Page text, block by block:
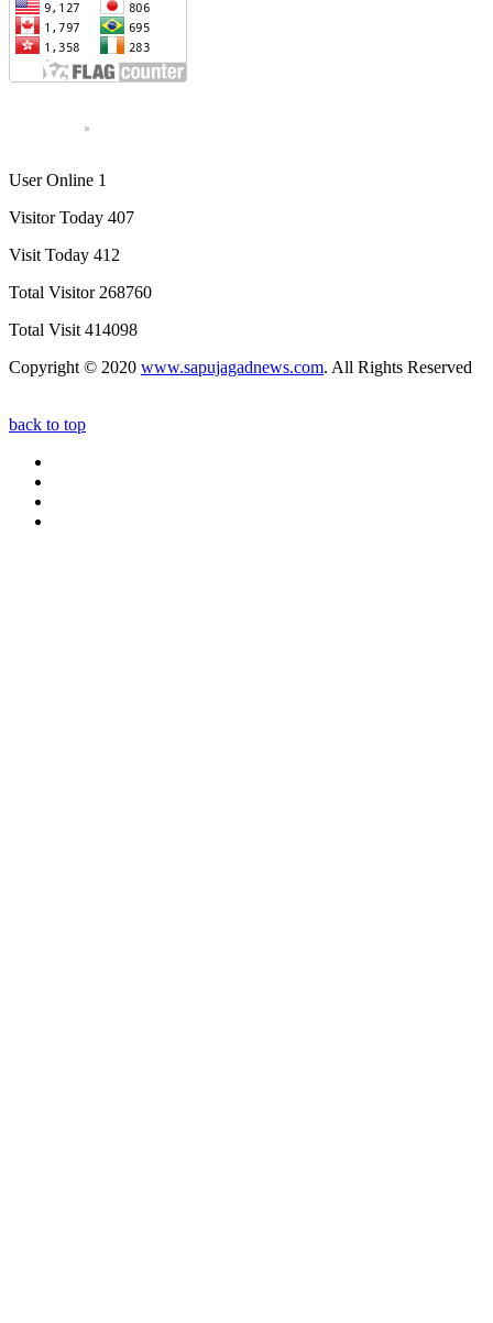
User Online 1
Visitor Today 407
Visit Today 412
Total Visitor 268760
Total Visit 414098
Copyright © 2020 www.sapujagadnews.com. All Rights Reserved
back to top